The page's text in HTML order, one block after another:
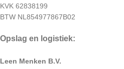
KVK 62838199
BTW NL854977867B02
Opslag en logistiek:
Leen Menken B.V.